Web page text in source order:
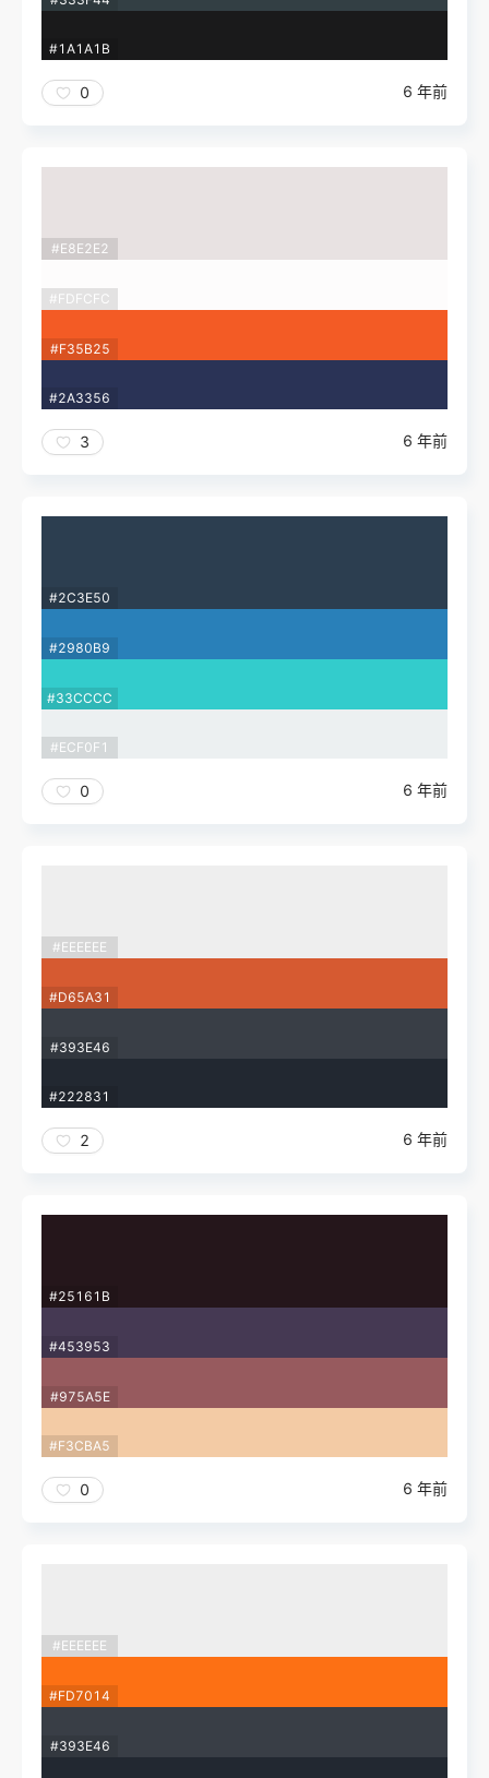
#1A1A1B
0 6 年前
#E8E2E2
#FDFCFC
#F35B25
#2A3356
3 6 年前
#2C3E50
#2980B9
#33CCCC
#ECF0F1
0 6 年前
#EEEEEE
#D65A31
#393E46
#222831
2 6 年前
#25161B
#453953
#975A5E
#F3CBA5
0 6 年前
#EEEEEE
#FD7014
#393E46